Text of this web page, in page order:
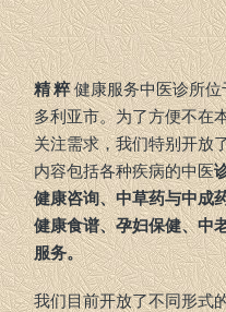
精 粹健康服务中医诊所
多利亚市。为了方便不在
关注需求，我们特别开放
内容包括各种疾病的中医
健康咨询、中草药与中成
健康食谱、孕妇保健、中
服务。
我们目前开放了不同形式